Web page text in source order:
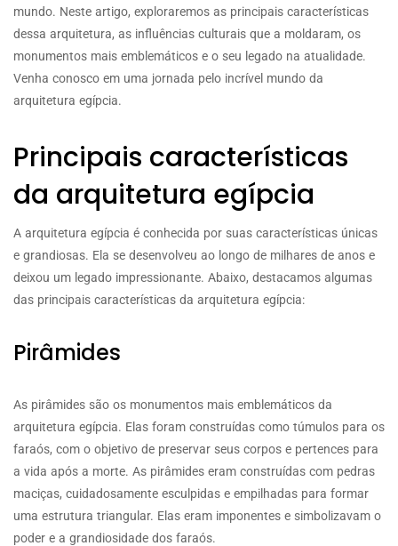
mundo. Neste artigo, exploraremos as principais características
dessa arquitetura, as influências culturais que a moldaram, os
monumentos mais emblemáticos e o seu legado na atualidade.
Venha conosco em uma jornada pelo incrível mundo da
arquitetura egípcia.
Principais características
da arquitetura egípcia
A arquitetura egípcia é conhecida por suas características únicas
e grandiosas. Ela se desenvolveu ao longo de milhares de anos e
deixou um legado impressionante. Abaixo, destacamos algumas
das principais características da arquitetura egípcia:
Pirâmides
As pirâmides são os monumentos mais emblemáticos da
arquitetura egípcia. Elas foram construídas como túmulos para os
faraós, com o objetivo de preservar seus corpos e pertences para
a vida após a morte. As pirâmides eram construídas com pedras
maciças, cuidadosamente esculpidas e empilhadas para formar
uma estrutura triangular. Elas eram imponentes e simbolizavam o
poder e a grandiosidade dos faraós.